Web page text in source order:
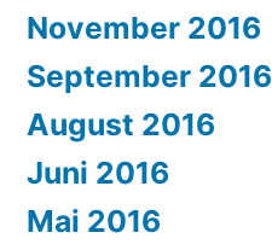
November 2016
September 2016
August 2016
Juni 2016
Mai 2016